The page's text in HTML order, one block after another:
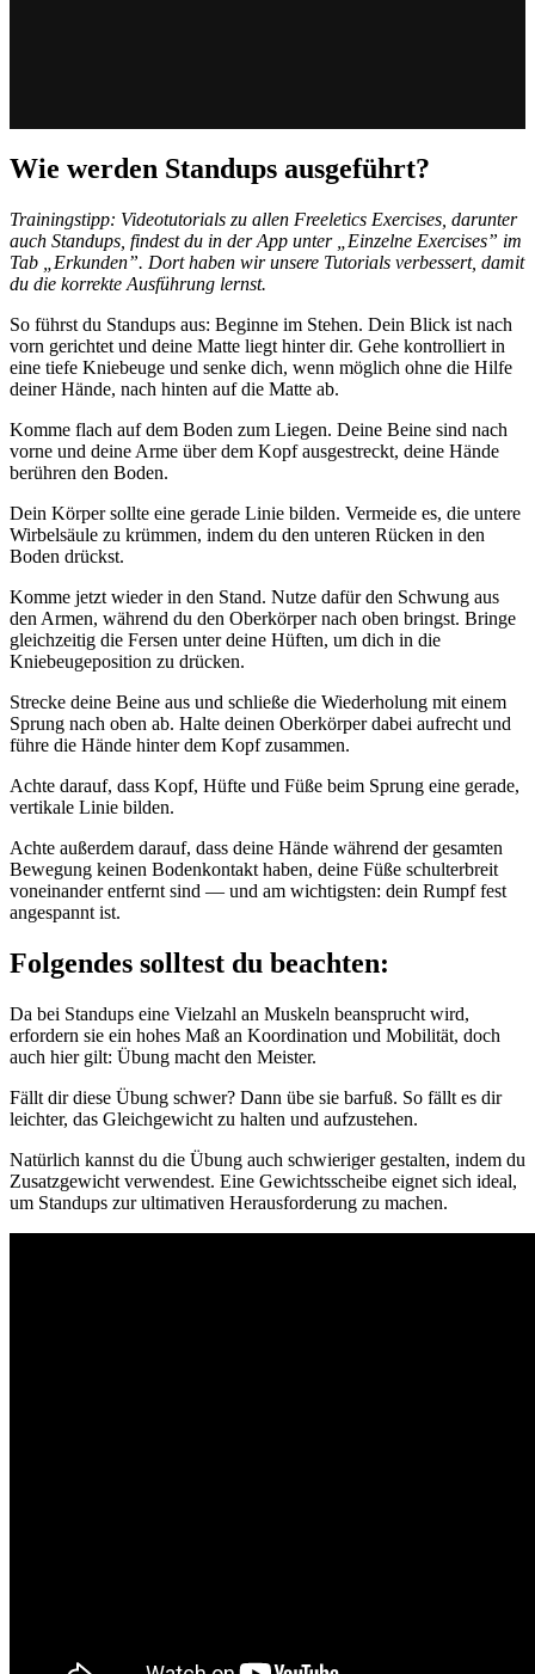
Wie werden Standups ausgeführt?
Trainingstipp: Videotutorials zu allen Freeletics Exercises, darunter
auch Standups, findest du in der App unter „Einzelne Exercises” im
Tab „Erkunden”. Dort haben wir unsere Tutorials verbessert, damit
du die korrekte Ausführung lernst.
So führst du Standups aus: Beginne im Stehen. Dein Blick ist nach
vorn gerichtet und deine Matte liegt hinter dir. Gehe kontrolliert in
eine tiefe Kniebeuge und senke dich, wenn möglich ohne die Hilfe
deiner Hände, nach hinten auf die Matte ab.
Komme flach auf dem Boden zum Liegen. Deine Beine sind nach
vorne und deine Arme über dem Kopf ausgestreckt, deine Hände
berühren den Boden.
Dein Körper sollte eine gerade Linie bilden. Vermeide es, die untere
Wirbelsäule zu krümmen, indem du den unteren Rücken in den
Boden drückst.
Komme jetzt wieder in den Stand. Nutze dafür den Schwung aus
den Armen, während du den Oberkörper nach oben bringst. Bringe
gleichzeitig die Fersen unter deine Hüften, um dich in die
Kniebeugeposition zu drücken.
Strecke deine Beine aus und schließe die Wiederholung mit einem
Sprung nach oben ab. Halte deinen Oberkörper dabei aufrecht und
führe die Hände hinter dem Kopf zusammen.
Achte darauf, dass Kopf, Hüfte und Füße beim Sprung eine gerade,
vertikale Linie bilden.
Achte außerdem darauf, dass deine Hände während der gesamten
Bewegung keinen Bodenkontakt haben, deine Füße schulterbreit
voneinander entfernt sind — und am wichtigsten: dein Rumpf fest
angespannt ist.
Folgendes solltest du beachten:
Da bei Standups eine Vielzahl an Muskeln beansprucht wird,
erfordern sie ein hohes Maß an Koordination und Mobilität, doch
auch hier gilt: Übung macht den Meister.
Fällt dir diese Übung schwer? Dann übe sie barfuß. So fällt es dir
leichter, das Gleichgewicht zu halten und aufzustehen.
Natürlich kannst du die Übung auch schwieriger gestalten, indem du
Zusatzgewicht verwendest. Eine Gewichtsscheibe eignet sich ideal,
um Standups zur ultimativen Herausforderung zu machen.